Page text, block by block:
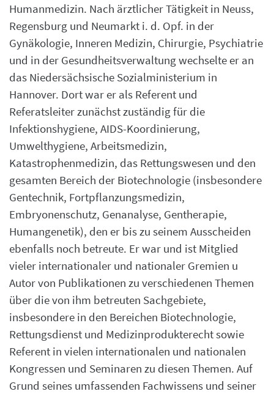
Humanmedizin. Nach ärztlicher Tätigkeit in Neuss,
Regensburg und Neumarkt i. d. Opf. in der
Gynäkologie, Inneren Medizin, Chirurgie, Psychiatrie
und in der Gesundheitsverwaltung wechselte er an
das Niedersächsische Sozialministerium in
Hannover. Dort war er als Referent und
Referatsleiter zunächst zuständig für die
Infektionshygiene, AIDS-Koordinierung,
Umwelthygiene, Arbeitsmedizin,
Katastrophenmedizin, das Rettungswesen und den
gesamten Bereich der Biotechnologie (insbesondere
Gentechnik, Fortpflanzungsmedizin,
Embryonenschutz, Genanalyse, Gentherapie,
Humangenetik), den er bis zu seinem Ausscheiden
ebenfalls noch betreute. Er war und ist Mitglied
vieler internationaler und nationaler Gremien u
Autor von Publikationen zu verschiedenen Themen
über die von ihm betreuten Sachgebiete,
insbesondere in den Bereichen Biotechnologie,
Rettungsdienst und Medizinprodukterecht sowie
Referent in vielen internationalen und nationalen
Kongressen und Seminaren zu diesen Themen. Auf
Grund seines umfassenden Fachwissens und seiner